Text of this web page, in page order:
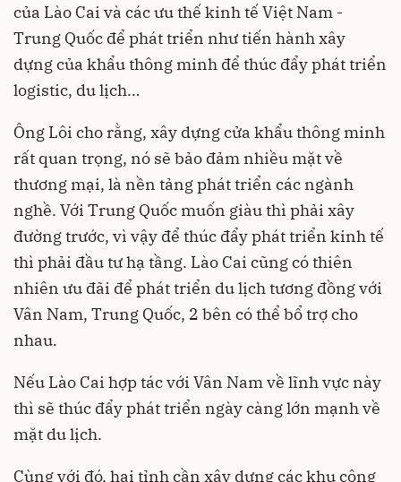
của Lào Cai và các ưu thế kinh tế Việt Nam -
Trung Quốc để phát triển như tiến hành xây
dựng của khẩu thông minh để thúc đẩy phát triển
logistic, du lịch…
Ông Lôi cho rằng, xây dựng cửa khẩu thông minh
rất quan trọng, nó sẽ bảo đảm nhiều mặt về
thương mại, là nền tảng phát triển các ngành
nghề. Với Trung Quốc muốn giàu thì phải xây
đường trước, vì vậy để thúc đẩy phát triển kinh tế
thì phải đầu tư hạ tầng. Lào Cai cũng có thiên
nhiên ưu đãi để phát triển du lịch tương đồng với
Vân Nam, Trung Quốc, 2 bên có thể bổ trợ cho
nhau.
Nếu Lào Cai hợp tác với Vân Nam về lĩnh vực này
thì sẽ thúc đẩy phát triển ngày càng lớn mạnh về
mặt du lịch.
Cùng với đó, hai tỉnh cần xây dựng các khu công